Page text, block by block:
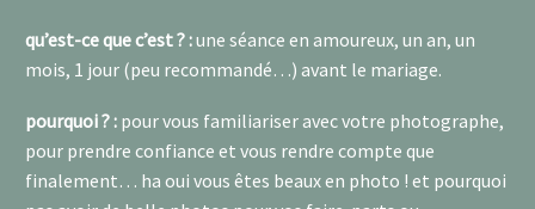
qu’est-ce que c’est ? :une séance en amoureux, un an, un
mois, 1 jour (peu recommandé…) avant le mariage.
pourquoi ? : pour vous familiariser avec votre photographe,
pour prendre confiance et vous rendre compte que
finalement… ha oui vous êtes beaux en photo ! et pourquoi